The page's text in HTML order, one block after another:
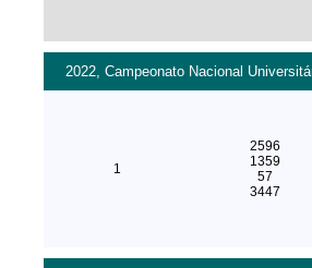
2022, Campeonato Nacional
1
2596
1359
57
3447